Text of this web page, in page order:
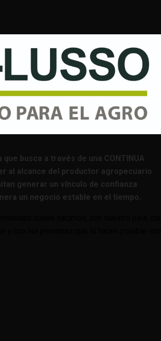
busca a través de una CONTINUA
al alcance del productor agropecuario
generar un vínculo de confianza
un negocio estable en el tiempo.